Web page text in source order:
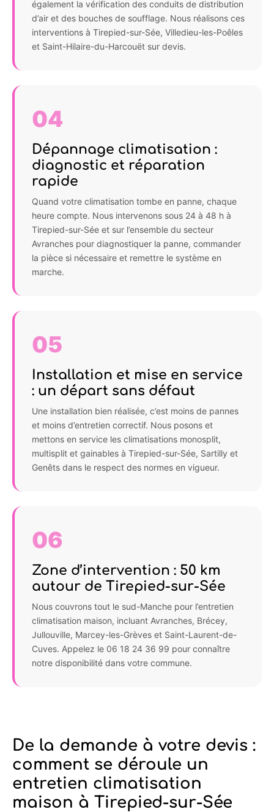
également la vérification des conduits de distribution
d’air et des bouches de soufflage. Nous réalisons ces
interventions à Tirepied-sur-Sée, Villedieu-les-Poêles
et Saint-Hilaire-du-Harcouët sur devis.
04
Dépannage climatisation :
diagnostic et réparation
rapide
Quand votre climatisation tombe en panne, chaque
heure compte. Nous intervenons sous 24 à 48 h à
Tirepied-sur-Sée et sur l’ensemble du secteur
Avranches pour diagnostiquer la panne, commander
la pièce si nécessaire et remettre le système en
marche.
05
Installation et mise en service
: un départ sans défaut
Une installation bien réalisée, c’est moins de pannes
et moins d’entretien correctif. Nous posons et
mettons en service les climatisations monosplit,
multisplit et gainables à Tirepied-sur-Sée, Sartilly et
Genêts dans le respect des normes en vigueur.
06
Zone d’intervention : 50 km
autour de Tirepied-sur-Sée
Nous couvrons tout le sud-Manche pour l’entretien
climatisation maison, incluant Avranches, Brécey,
Jullouville, Marcey-les-Grèves et Saint-Laurent-de-
Cuves. Appelez le 06 18 24 36 99 pour connaître
notre disponibilité dans votre commune.
De la demande à votre devis :
comment se déroule un
entretien climatisation
maison à Tirepied-sur-Sée